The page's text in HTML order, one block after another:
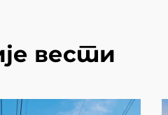
вести